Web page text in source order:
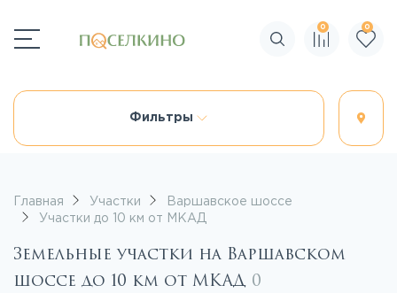
Поиск по сайту
0 0
Фильтры
Главная Участки
Варшавское шоссе
Участки до 10 км от МКАД
Земельные участки на Варшавском
шоссе до 10 км от МКАД 0